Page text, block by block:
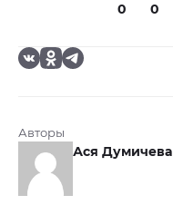
0 0
Авторы
Ася Думичева